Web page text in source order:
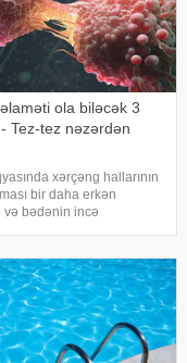
ola biləcək 3
Tez-tez nəzərdən
xərçəng hallarının
bir daha erkən
və bədənin incə
əksinə olaraq,
həmişə ağı